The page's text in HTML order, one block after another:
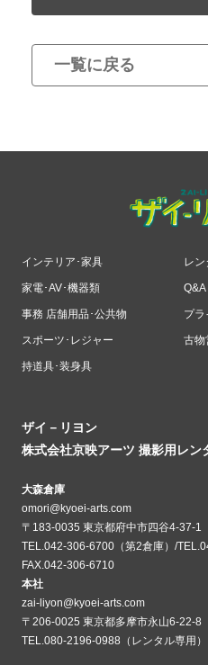
一覧に戻る
インテリア･家具
家電･AV･機器類
事務 店舗用品･公共物
スポーツ･レジャー
持道具･装身具
レ
Q&A
プラ
古物
ザイ－リヨン
株式会社京映アーツ 撮影用レン
大森倉庫
omori@kyoei-arts.com
〒183-0035 東京都府中市四谷4-37-1
TEL.042-306-6700（第2倉庫）/
FAX.042-306-6710
本社
zai-liyon@kyoei-arts.com
〒206-0025 東京都多摩市永山6-22-8
TEL.080-2196-0988（レンタル専用）